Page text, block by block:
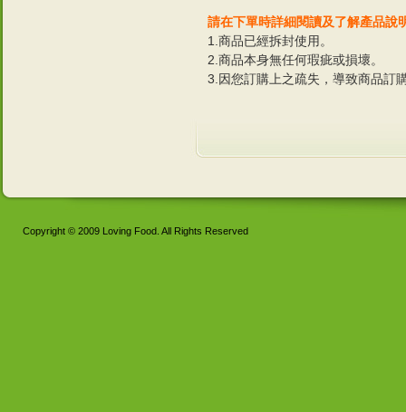
請在下單時詳細閱讀及了解產品說
1.商品已經拆封使用。
2.商品本身無任何瑕疵或損壞。
3.因您訂購上之疏失，導致商品訂
Copyright © 2009 Loving Food. All Rights Reserved